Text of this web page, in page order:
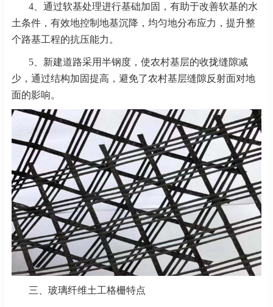
4、通过软基处理进行基础加固，有助于改善软基的水
土条件，有效地控制地基沉降，均匀地分布应力，提升整
个路基工程的抗压能力。
5、新建道路采用半钢度，使农村基层的收拢缝隙减
少，通过结构加固提高，避免了农村基层缝隙反射面对地
面的影响。
三、玻璃纤维土工格栅特点